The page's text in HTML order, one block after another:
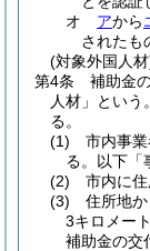
オ
アから
されたも
(対象外国人
第4条
補助金
人材」という
る。
(1)
市内事
る。以下「
(2)
市内に住
(3)
住所地
3キロメー
補助金の交